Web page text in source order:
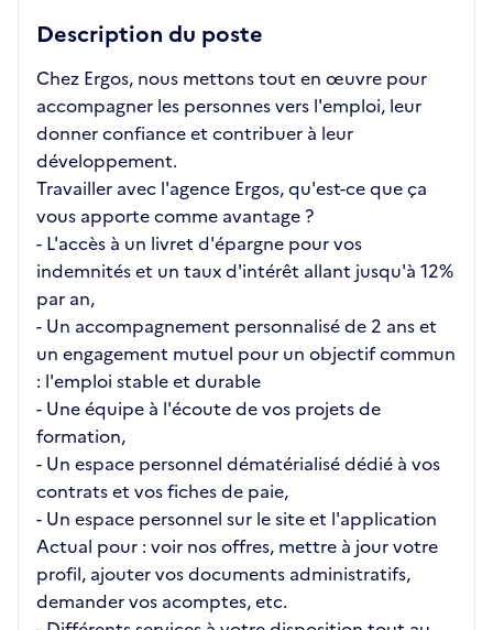
Description du poste
Chez Ergos, nous mettons tout en œuvre pour
accompagner les personnes vers l'emploi, leur
donner confiance et contribuer à leur
développement.
Travailler avec l'agence Ergos, qu'est-ce que ça
vous apporte comme avantage ?
- L'accès à un livret d'épargne pour vos
indemnités et un taux d'intérêt allant jusqu'à 12%
par an,
- Un accompagnement personnalisé de 2 ans et
un engagement mutuel pour un objectif commun
: l'emploi stable et durable
- Une équipe à l'écoute de vos projets de
formation,
- Un espace personnel dématérialisé dédié à vos
contrats et vos fiches de paie,
- Un espace personnel sur le site et l'application
Actual pour : voir nos offres, mettre à jour votre
profil, ajouter vos documents administratifs,
demander vos acomptes, etc.